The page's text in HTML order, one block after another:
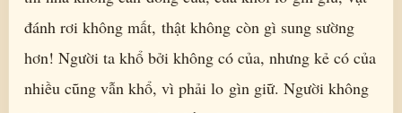
đánh rơi không mất, thật không còn gì sung sường
hơn! Người ta khổ bởi không có của, nhưng kẻ có của
nhiều cũng vẫn khổ, vì phải lo gìn giữ. Người không